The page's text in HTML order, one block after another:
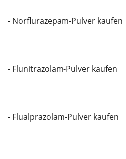
- Norflurazepam-Pulver kaufen
- Flunitrazolam-Pulver kaufen
- Flualprazolam-Pulver kaufen